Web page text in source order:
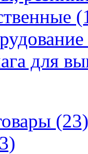
для
(23)